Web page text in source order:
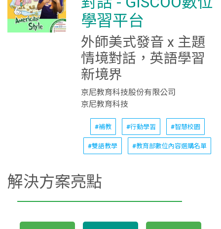
學習平台
外師美式發音 x 主題
情境對話，英語學習
新境界
京尼教育科技股份有限公司
京尼教育科技
#補教 #行動學習 #智慧校園
#雙語教學 #教育部數位內容選購名單
解決方案亮點